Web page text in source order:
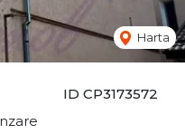
ID CP3173572
Harta